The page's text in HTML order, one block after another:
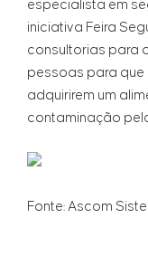
especialista em
iniciativa Feira
consultorias para
pessoas para que
adquirirem um
contaminação
Fonte: Ascom